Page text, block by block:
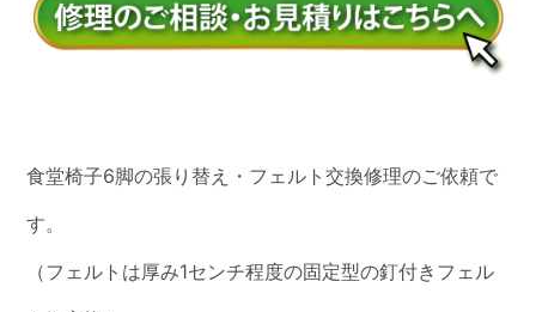
食堂椅子6脚の張り替え・フェルト交換修理のご依頼で
す。
（フェルトは厚み1センチ程度の固定型の釘付きフェル